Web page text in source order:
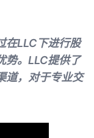
在LLC下进行股
势。LLC提供了
道，对于专业交